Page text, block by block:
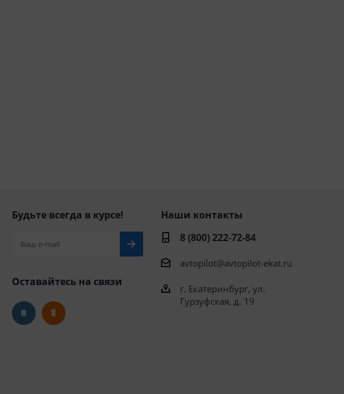
Будьте всегда в курсе!
Оставайтесь на связи
Наши контакты
8 (800) 222-72-84
avtopilot@avtopilot-ekat.ru
г. Екатеринбург, ул.
Гурзуфская, д. 19